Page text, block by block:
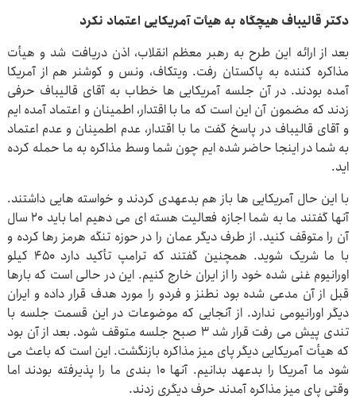
دکتر قالیباف هیچگاه به هیأت آمریکایی اعتماد نکرد
بعد از ارائه این طرح به رهبر معظم انقلاب، اذن دریافت شد و هیأت
مذاکره کننده به پاکستان رفت. ویتکاف، ونس و کوشنر هم از آمریکا
آمده بودند. در آن جلسه آمریکایی ها خطاب به آقای قالیباف حرفی
زدند که مضمون آن این است که ما با اقتدار، اطمینان و اعتماد آمده ایم
و آقای قالیباف در پاسخ گفت ما با اقتدار، عدم اطمینان و عدم اعتماد
به شما در اینجا حاضر شده ایم چون شما وسط مذاکره به ما حمله کرده
اید.
با این حال آمریکایی ها باز هم بدعهدی کردند و خواسته هایی داشتند.
آنها گفتند ما به شما اجازه فعالیت هسته ای می دهیم اما باید ۲۰ سال
آن را متوقف کنید. از طرف دیگر عمان را در حوزه تنگه هرمز رها کرده و
با ما شریک شوید. همچنین گفتند که ترامپ تأکید دارد ۴۵۰ کیلو
اورانیوم غنی شده خود را از ایران خارج کنیم. این در حالی است که بارها
قبل از آن مدعی شده بود نطنز و فردو را مورد هدف قرار داده و ایران
دیگر اورانیومی ندارد. از آنجایی که موضوعات در این قسمت جلسه با
تندی پیش می رفت قرار شد ۳ صبح جلسه متوقف شود. بعد از آن بود
که هیأت آمریکایی دیگر پای میز مذاکره بازنگشت. این است که باعث می
شود ما آمریکا را بدعهد بدانیم. آنها ۱۰ بندی ما را پذیرفته بودند اما
وقتی پای میز مذاکره آمدند حرف دیگری زدند.